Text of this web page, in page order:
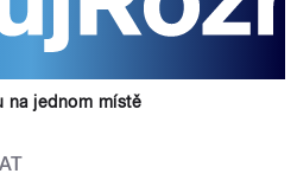
na jednom místě